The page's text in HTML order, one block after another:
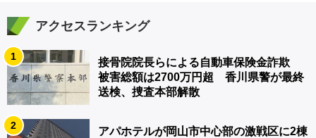
アクセスランキング
1
接骨院院長らによる自動車保険金詐欺
被害総額は2700万円超 香川県警が最終
送検、捜査本部解散
2
アパホテルが岡山市中心部の激戦区に2棟